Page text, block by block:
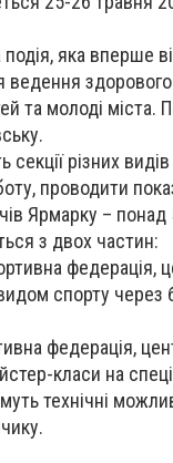
яка вперше
та молоді міста.
різних
проводити
Ярмарку –
з двох частин:
федерація,
видом спорту
федерація,
класи на
технічні